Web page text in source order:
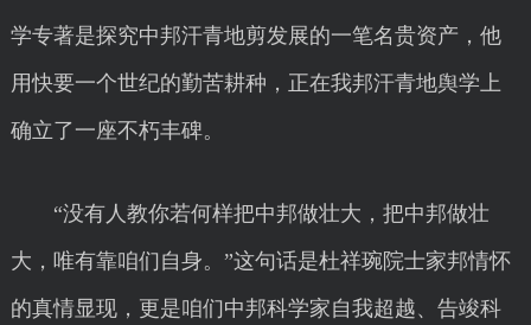
学专著是探究中邦汗青地剪发展的一笔名贵资产，他
用快要一个世纪的勤苦耕种，正在我邦汗青地舆学上
确立了一座不朽丰碑。
“没有人教你若何样把中邦做壮大，把中邦做壮
大，唯有靠咱们自身。”这句话是杜祥琬院士家邦情怀
的真情显现，更是咱们中邦科学家自我超越、告竣科